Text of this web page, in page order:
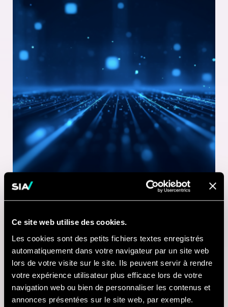
Ce site web utilise des cookies.
Les cookies sont des petits fichiers textes enregistrés
automatiquement dans votre navigateur par un site web
lors de votre visite sur le site. Ils peuvent servir à rendre
votre expérience utilisateur plus efficace lors de votre
navigation web ou bien de personnaliser les contenus et
annonces présentées sur le site web, par exemple.
Nausicaá modernise
sa billetterie digitale